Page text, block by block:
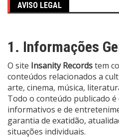
AVISO LEGAL
1. Informações
O site Insanity Recordstem
conteúdos relacionados a
arte, cinema, música,
Todo o conteúdo publicado é
informativos e de
garantia de exatidão,
situações individuais.